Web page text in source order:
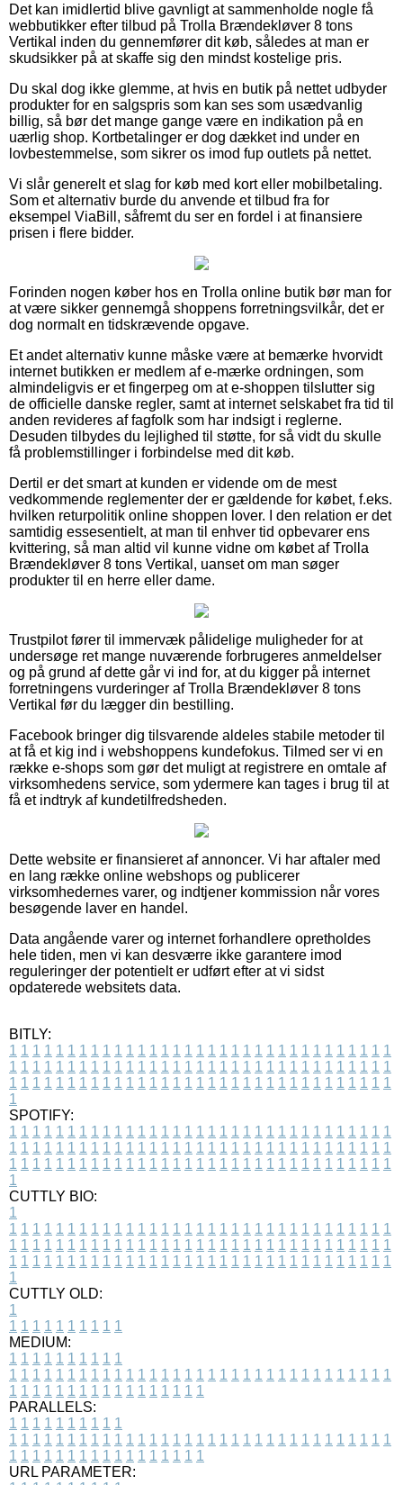
Det kan imidlertid blive gavnligt at sammenholde nogle få
webbutikker efter tilbud på Trolla Brændekløver 8 tons
Vertikal inden du gennemfører dit køb, således at man er
skudsikker på at skaffe sig den mindst kostelige pris.
Du skal dog ikke glemme, at hvis en butik på nettet udbyder
produkter for en salgspris som kan ses som usædvanlig
billig, så bør det mange gange være en indikation på en
uærlig shop. Kortbetalinger er dog dækket ind under en
lovbestemmelse, som sikrer os imod fup outlets på nettet.
Vi slår generelt et slag for køb med kort eller mobilbetaling.
Som et alternativ burde du anvende et tilbud fra for
eksempel ViaBill, såfremt du ser en fordel i at finansiere
prisen i flere bidder.
Forinden nogen køber hos en Trolla online butik bør man for
at være sikker gennemgå shoppens forretningsvilkår, det er
dog normalt en tidskrævende opgave.
Et andet alternativ kunne måske være at bemærke hvorvidt
internet butikken er medlem af e-mærke ordningen, som
almindeligvis er et fingerpeg om at e-shoppen tilslutter sig
de officielle danske regler, samt at internet selskabet fra tid til
anden revideres af fagfolk som har indsigt i reglerne.
Desuden tilbydes du lejlighed til støtte, for så vidt du skulle
få problemstillinger i forbindelse med dit køb.
Dertil er det smart at kunden er vidende om de mest
vedkommende reglementer der er gældende for købet, f.eks.
hvilken returpolitik online shoppen lover. I den relation er det
samtidig essesentielt, at man til enhver tid opbevarer ens
kvittering, så man altid vil kunne vidne om købet af Trolla
Brændekløver 8 tons Vertikal, uanset om man søger
produkter til en herre eller dame.
Trustpilot fører til immervæk pålidelige muligheder for at
undersøge ret mange nuværende forbrugeres anmeldelser
og på grund af dette går vi ind for, at du kigger på internet
forretningens vurderinger af Trolla Brændekløver 8 tons
Vertikal før du lægger din bestilling.
Facebook bringer dig tilsvarende aldeles stabile metoder til
at få et kig ind i webshoppens kundefokus. Tilmed ser vi en
række e-shops som gør det muligt at registrere en omtale af
virksomhedens service, som ydermere kan tages i brug til at
få et indtryk af kundetilfredsheden.
Dette website er finansieret af annoncer. Vi har aftaler med
en lang række online webshops og publicerer
virksomhedernes varer, og indtjener kommission når vores
besøgende laver en handel.
Data angående varer og internet forhandlere opretholdes
hele tiden, men vi kan desværre ikke garantere imod
reguleringer der potentielt er udført efter at vi sidst
opdaterede websitets data.
BITLY:
1 1 1 1 1 1 1 1 1 1 1 1 1 1 1 1 1 1 1 1 1 1 1 1 1 1 1 1 1 1 1 1 1
1 1 1 1 1 1 1 1 1 1 1 1 1 1 1 1 1 1 1 1 1 1 1 1 1 1 1 1 1 1 1 1 1
1 1 1 1 1 1 1 1 1 1 1 1 1 1 1 1 1 1 1 1 1 1 1 1 1 1 1 1 1 1 1 1 1
1
SPOTIFY:
1 1 1 1 1 1 1 1 1 1 1 1 1 1 1 1 1 1 1 1 1 1 1 1 1 1 1 1 1 1 1 1 1
1 1 1 1 1 1 1 1 1 1 1 1 1 1 1 1 1 1 1 1 1 1 1 1 1 1 1 1 1 1 1 1 1
1 1 1 1 1 1 1 1 1 1 1 1 1 1 1 1 1 1 1 1 1 1 1 1 1 1 1 1 1 1 1 1 1
1
CUTTLY BIO:
1
1 1 1 1 1 1 1 1 1 1 1 1 1 1 1 1 1 1 1 1 1 1 1 1 1 1 1 1 1 1 1 1 1
1 1 1 1 1 1 1 1 1 1 1 1 1 1 1 1 1 1 1 1 1 1 1 1 1 1 1 1 1 1 1 1 1
1 1 1 1 1 1 1 1 1 1 1 1 1 1 1 1 1 1 1 1 1 1 1 1 1 1 1 1 1 1 1 1 1
1
CUTTLY OLD:
1
1 1 1 1 1 1 1 1 1 1
MEDIUM:
1 1 1 1 1 1 1 1 1 1
1 1 1 1 1 1 1 1 1 1 1 1 1 1 1 1 1 1 1 1 1 1 1 1 1 1 1 1 1 1 1 1 1
1 1 1 1 1 1 1 1 1 1 1 1 1 1 1 1 1
PARALLELS:
1 1 1 1 1 1 1 1 1 1
1 1 1 1 1 1 1 1 1 1 1 1 1 1 1 1 1 1 1 1 1 1 1 1 1 1 1 1 1 1 1 1 1
1 1 1 1 1 1 1 1 1 1 1 1 1 1 1 1 1
URL PARAMETER: